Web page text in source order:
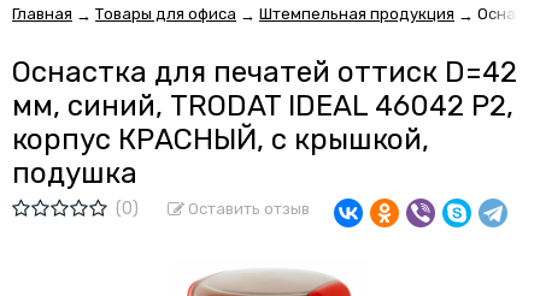
Главная → Товары для офиса → Штемпельная продукция →
Оснастка для печатей оттиск D=42
мм, синий, TRODAT IDEAL 46042 P2,
корпус КРАСНЫЙ, c крышкой,
подушка
(0) Оставить отзыв